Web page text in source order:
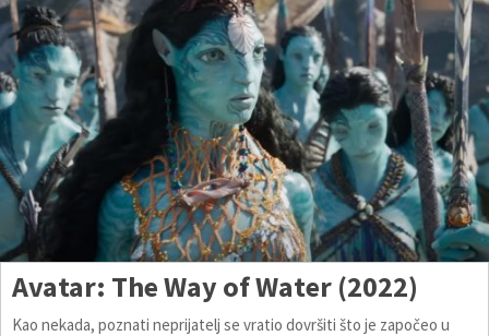
Avatar: The Way of Water (2022)
Kao nekada, poznati neprijatelj se vratio dovršiti što je započeo u